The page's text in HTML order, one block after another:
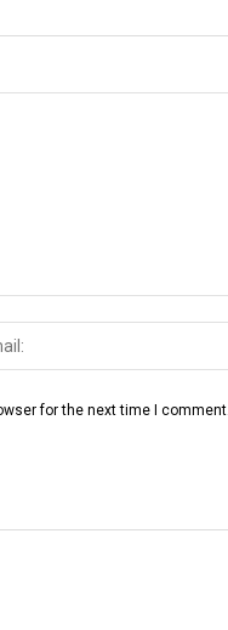
for the next time I comment.